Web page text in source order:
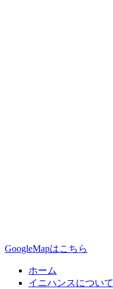
GoogleMapはこちら
ホーム
イニハンスについて